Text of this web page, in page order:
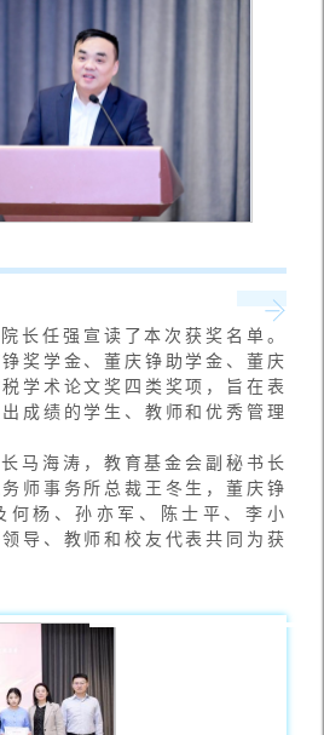
长任强宣读了本次获奖名单。
奖学金、董庆铮助学金、董庆
学术论文奖四类奖项，旨在表
成绩的学生、教师和优秀管理
马海涛，教育基金会副秘书长
师事务所总裁王冬生，董庆铮
何杨、孙亦军、陈士平、李小
导、教师和校友代表共同为获